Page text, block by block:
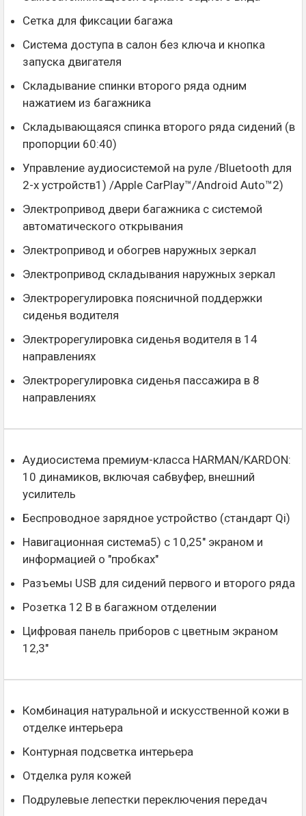
Сетка для фиксации багажа
Система доступа в салон без ключа и кнопка
запуска двигателя
Складывание спинки второго ряда одним
нажатием из багажника
Складывающаяся спинка второго ряда сидений (в
пропорции 60:40)
Управление аудиосистемой на руле /Bluetooth для
2-х устройств1) /Apple CarPlay™/Android Auto™2)
Электропривод двери багажника с системой
автоматического открывания
Электропривод и обогрев наружных зеркал
Электропривод складывания наружных зеркал
Электрорегулировка поясничной поддержки
сиденья водителя
Электрорегулировка сиденья водителя в 14
направлениях
Электрорегулировка сиденья пассажира в 8
направлениях
Аудиосистема премиум-класса HARMAN/KARDON:
10 динамиков, включая сабвуфер, внешний
усилитель
Беспроводное зарядное устройство (стандарт Qi)
Навигационная система5) с 10,25" экраном и
информацией о "пробках"
Разъемы USB для сидений первого и второго ряда
Розетка 12 В в багажном отделении
Цифровая панель приборов с цветным экраном
12,3"
Комбинация натуральной и искусственной кожи в
отделке интерьера
Контурная подсветка интерьера
Отделка руля кожей
Подрулевые лепестки переключения передач